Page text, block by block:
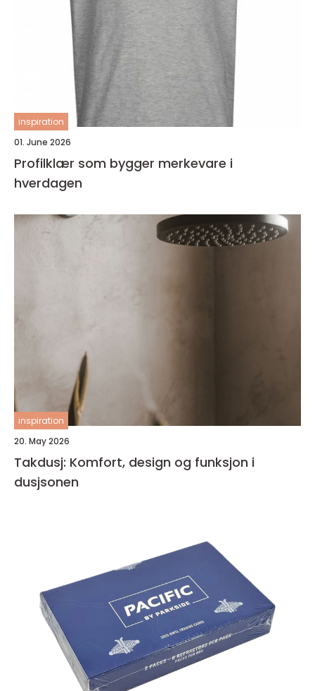
inspiration
01. June 2026
Profilklær som bygger merkevare i
hverdagen
inspiration
20. May 2026
Takdusj: Komfort, design og funksjon i
dusjsonen